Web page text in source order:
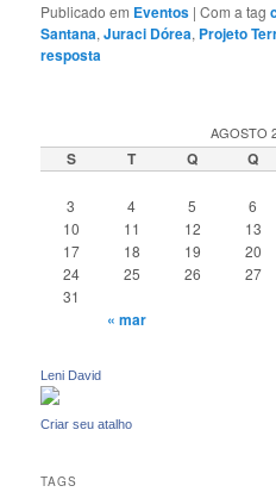
Publicado em Eventos |Com a tag
Santana,Juraci Dórea, Projeto
resposta
AGOSTO
S T Q Q
3
4 5 6
10
11 12 13
17
18 19 20
24
25 26 27
31
« mar
Leni David
Criar seu atalho
TAGS